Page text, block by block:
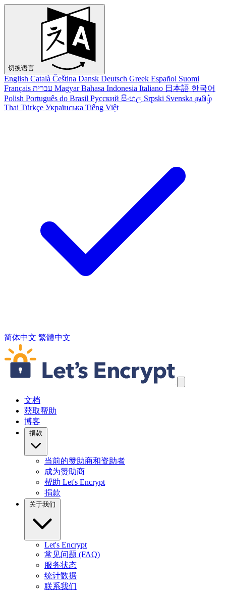
切换语言
English Català Čeština Dansk Deutsch Greek Español Suomi
Français עברית Magyar Bahasa Indonesia Italiano 日本語 한국어
Polish Português do Brasil Русский සිංහල Srpski Svenska தமிழ்
Thai Türkçe Українська Tiếng Việt
简体中文 繁體中文
跳过导航链接
文档
获取帮助
博客
捐款
当前的赞助商和资助者
成为赞助商
帮助 Let's Encrypt
捐款
关于我们
Let's Encrypt
常见问题 (FAQ)
服务状态
统计数据
联系我们